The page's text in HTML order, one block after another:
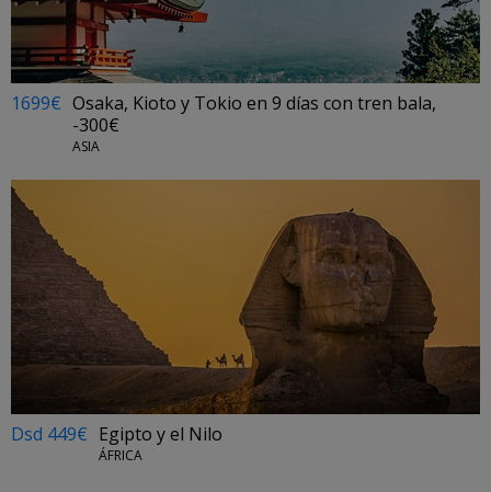
1699€ Osaka, Kioto y Tokio en 9 días con tren bala,
-300€
ASIA
Dsd 449€ Egipto y el Nilo
ÁFRICA